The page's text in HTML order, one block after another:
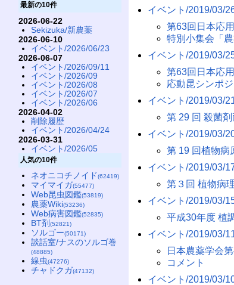
イベント/2019/03/
第63回日本応
特別小集会「
イベント/2019/03/
第63回日本応
応動昆シンポ
イベント/2019/03/
第 29 回 殺菌
イベント/2019/03/
第 19 回植物病
イベント/2019/03/
第３回 植物病
イベント/2019/03/
平成30年度 植
イベント/2019/03/
日本農薬学会
コメント
イベント/2019/03/
最新の10件
2026-06-22
Sekizuka/新農薬
2026-06-10
イベント/2026/06/23
2026-06-07
イベント/2026/09/11
イベント/2026/09
イベント/2026/08
イベント/2026/07
イベント/2026/06
2026-04-02
削除履歴
イベント/2026/04/24
2026-03-31
イベント/2026/05
人気の10件
ネオニコチノイド(62419)
マイマイガ(55477)
Web昆虫図鑑(53819)
農薬Wiki(53236)
Web病害図鑑(52835)
BT剤(52821)
ソルゴー(50171)
談話室/ナスのソルゴ巻
(48885)
線虫(47276)
チャドクガ(47132)